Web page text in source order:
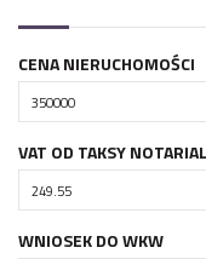
CENA NIERUCHOMOŚCI
VAT OD TAKSY
WNIOSEK DO WKW